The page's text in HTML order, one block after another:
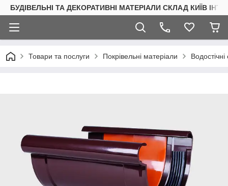
БУДІВЕЛЬНІ ТА ДЕКОРАТИВНІ МАТЕРІАЛИ СКЛАД КИЇВ
Товари та послуги Покрівельні матеріали